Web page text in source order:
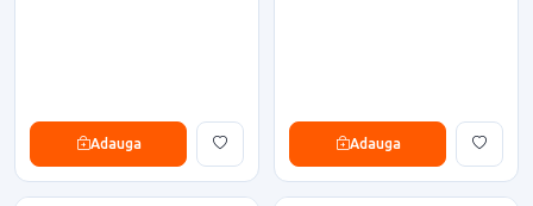
Adauga Adauga